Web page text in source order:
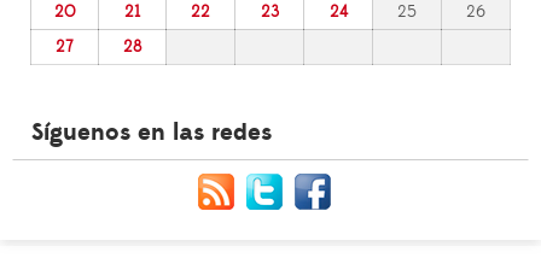
20
21 22 23 24 25
26
27
28
Síguenos en las redes